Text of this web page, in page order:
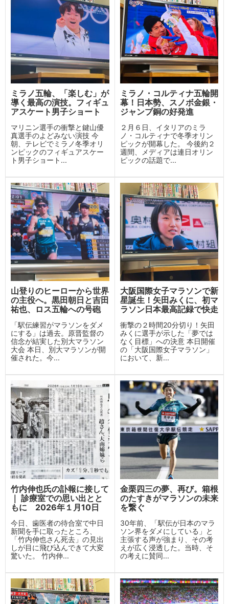
ミラノ五輪、「楽しむ」が
導く最高の演技。フィギュ
アスケート男子ショート
マリニン選手の衝撃と鍵山優
真選手のよどみない演技 今
朝、テレビでミラノ冬季オリ
ンピックのフィギュアスケー
ト男子ショート...
ミラノ・コルティナ五輪開
幕！日本勢、スノボ金銀・
ジャンプ銅の好発進
２月６日、イタリアのミラ
ノ・コルティナで冬季オリン
ピックが開幕した。 今後約２
週間、メディアは連日オリン
ピックの話題で...
山登りのヒーローから世界
の主役へ。黒田朝日と吉田
祐也、ロス五輪への号砲
「駅伝練習がマラソンをダメ
にする」は過去。原晋監督の
信念が結実した別大マラソン
大会 本日、別大マラソンが開
催された。今...
大阪国際女子マラソンで新
星誕生！矢田みくに、初マ
ラソン日本最高記録で快走
衝撃の２時間20分切り！矢田
みくに選手が示した「夢では
なく目標」への決意 本日開催
の「大阪国際女子マラソン」
において、新...
竹内伸也氏の訃報に接して
｜ 診療室での思い出とと
もに 2026年１月10日
今日、歯医者の待合室で中日
新聞を手に取ったところ、
「竹内伸也さん死去」の見出
しが目に飛び込んできて大変
驚いた。 竹内伸...
金栗四三の夢、再び。箱根
のたすきがマラソンの未来
を繋ぐ
30年前、「駅伝が日本のマラ
ソン界をダメにしている」と
主張する声が強まり、その考
えが広く浸透した。当時、そ
の考えに賛同...